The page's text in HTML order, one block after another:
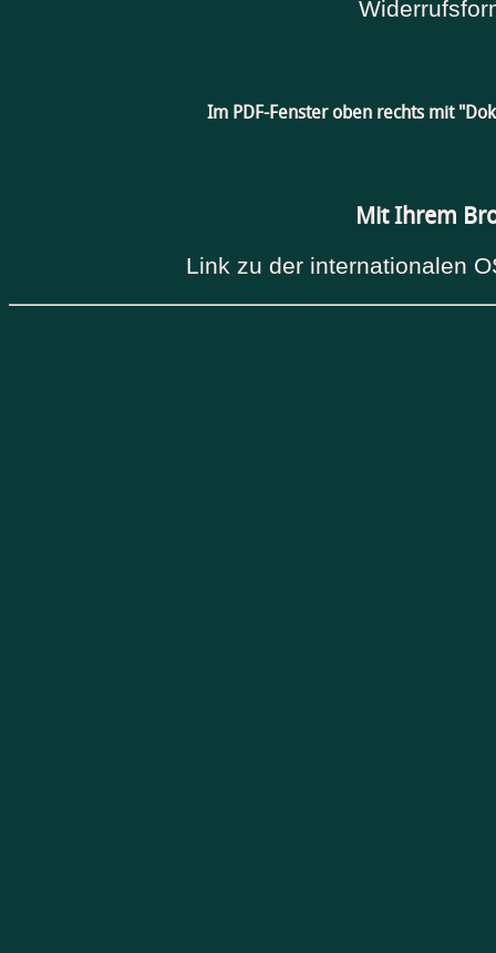
Im PDF-Fenster oben rechts mit
Mit Ihrem
Link zu der internationalen